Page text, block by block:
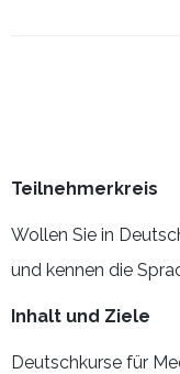
Teilnehmerkreis
Wollen Sie in
und kennen die
Inhalt und Ziele
Deutschkurse für